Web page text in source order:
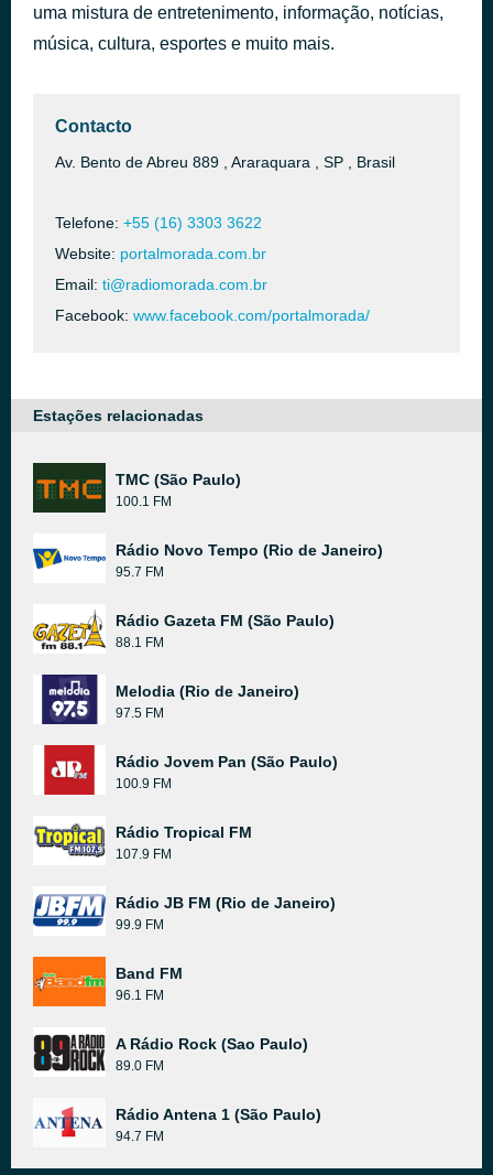
uma mistura de entretenimento, informação, notícias,
música, cultura, esportes e muito mais.
Contacto
Av. Bento de Abreu 889 , Araraquara , SP , Brasil
Telefone: +55 (16) 3303 3622
Website: portalmorada.com.br
Email: ti@radiomorada.com.br
Facebook: www.facebook.com/portalmorada/
Estações relacionadas
TMC (São Paulo)
100.1 FM
Rádio Novo Tempo (Rio de Janeiro)
95.7 FM
Rádio Gazeta FM (São Paulo)
88.1 FM
Melodia (Rio de Janeiro)
97.5 FM
Rádio Jovem Pan (São Paulo)
100.9 FM
Rádio Tropical FM
107.9 FM
Rádio JB FM (Rio de Janeiro)
99.9 FM
Band FM
96.1 FM
A Rádio Rock (Sao Paulo)
89.0 FM
Rádio Antena 1 (São Paulo)
94.7 FM